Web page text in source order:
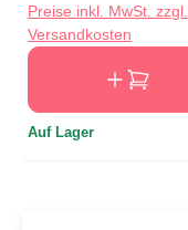
Preise inkl. MwSt. zzgl.
Versandkosten
Auf Lager